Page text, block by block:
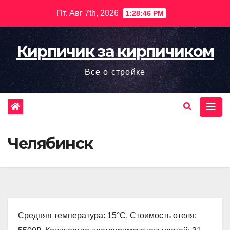
содержимому
Пт. Авг 7th, 2026 1:28:47 PM
Кирпичик за кирпичиком
Все о стройке
Челябинск
Средняя температура: 15°C, Стоимость отеля: